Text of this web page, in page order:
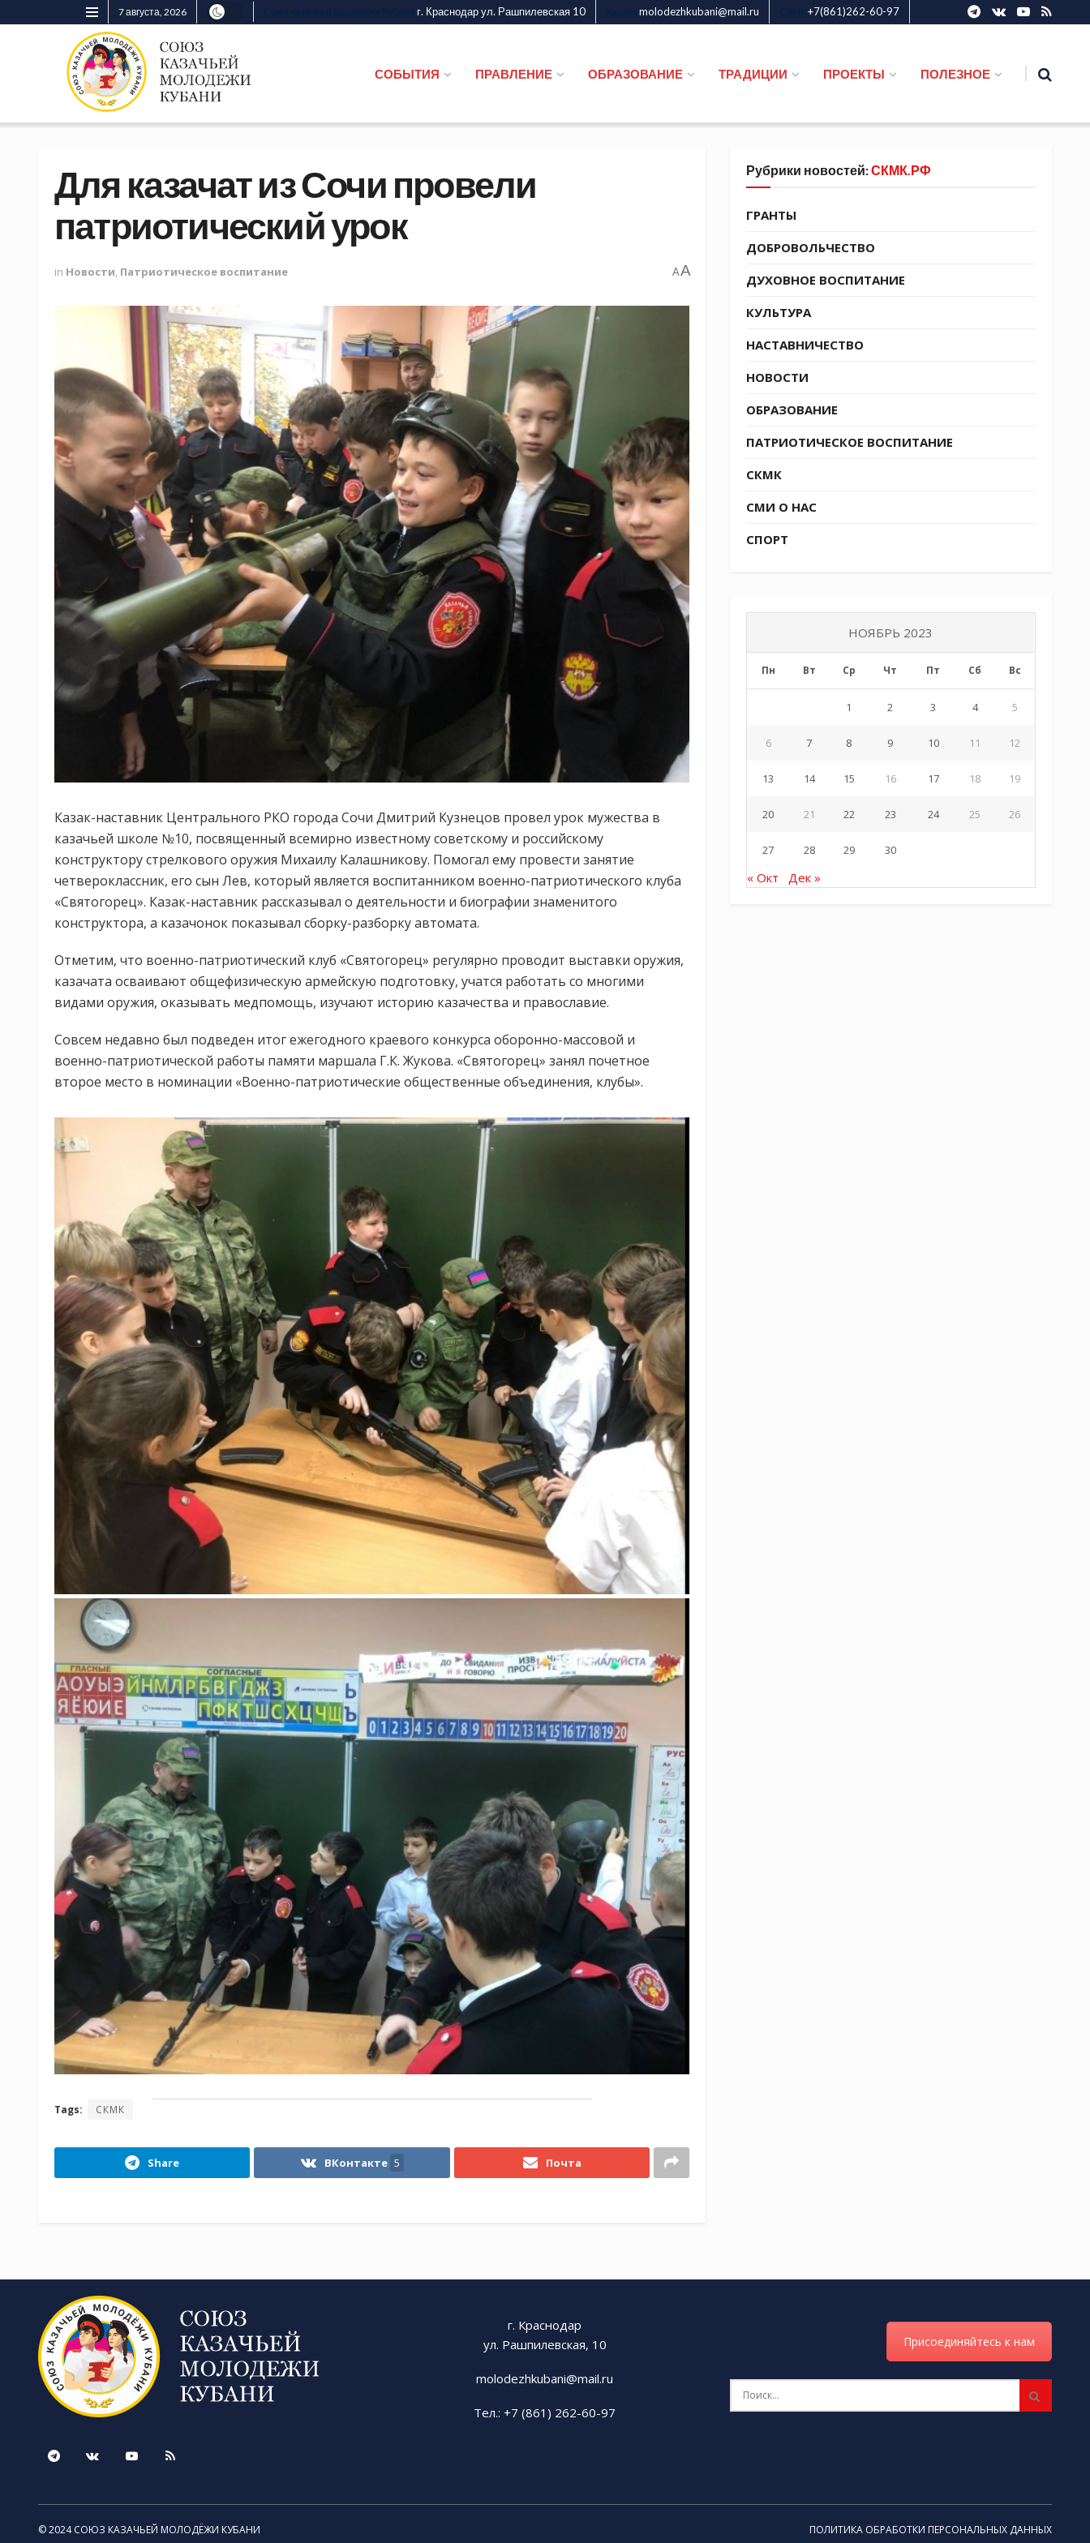
7 августа, 2026 г. Краснодар ул. Рашпилевская 10 molodezhkubani@mail.ru +7(861)262-60-97
СОБЫТИЯ ПРАВЛЕНИЕ ОБРАЗОВАНИЕ ТРАДИЦИИ ПРОЕКТЫ ПОЛЕЗНОЕ
Для казачат из Сочи провели
патриотический урок
in Новости Патриотическое воспитание AA
Казак-наставник Центрального РКО города Сочи Дмитрий Кузнецов провел урок мужества в
казачьей школе №10, посвященный всемирно известному советскому и российскому
конструктору стрелкового оружия Михаилу Калашникову. Помогал ему провести занятие
четвероклассник, его сын Лев, который является воспитанником военно-патриотического клуба
«Святогорец». Казак-наставник рассказывал о деятельности и биографии знаменитого
конструктора, а казачонок показывал сборку-разборку автомата.
Отметим, что военно-патриотический клуб «Святогорец» регулярно проводит выставки оружия,
казачата осваивают общефизическую армейскую подготовку, учатся работать со многими
видами оружия, оказывать медпомощь, изучают историю казачества и православие.
Совсем недавно был подведен итог ежегодного краевого конкурса оборонно-массовой и
военно-патриотической работы памяти маршала Г.К. Жукова. «Святогорец» занял почетное
второе место в номинации «Военно-патриотические общественные объединения, клубы».
Tags: СКМК
Share ВКонтакте 5 Почта
Рубрики новостей:СКМК.РФ
ГРАНТЫ
ДОБРОВОЛЬЧЕСТВО
ДУХОВНОЕ ВОСПИТАНИЕ
КУЛЬТУРА
НАСТАВНИЧЕСТВО
НОВОСТИ
ОБРАЗОВАНИЕ
ПАТРИОТИЧЕСКОЕ ВОСПИТАНИЕ
СКМК
СМИ О НАС
СПОРТ
НОЯБРЬ 2023
Пн Вт Ср Чт Пт Сб Вс
1 2 3 4 5
6 7 8 9 10 11 12
13 14 15 16 17 18 19
20 21 22 23 24 25 26
27 28 29 30
« Окт Дек »
г. Краснодар
ул. Рашпилевская, 10
molodezhkubani@mail.ru
Тел.: +7 (861) 262-60-97
Присоединяйтесь к нам
© 2024 СОЮЗ КАЗАЧЬЕЙ МОЛОДЁЖИ КУБАНИ ПОЛИТИКА ОБРАБОТКИ ПЕРСОНАЛЬНЫХ ДАННЫХ